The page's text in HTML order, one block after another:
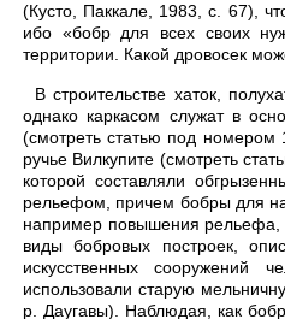
(Кусто, Паккале, 1983, с. 67),
ибо «бобр для всех своих
территории. Какой дровосек
В строительстве хаток,
однако каркасом служат в
(смотреть статью под номером
ручье Вилкупите (смотреть
которой составляли
рельефом, причем бобры для
например повышения рельефа,
виды бобровых построек,
искусственных сооружений
использовали старую
р. Даугавы). Наблюдая, как